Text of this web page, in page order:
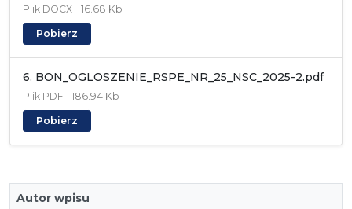
Plik DOCX 16.68 Kb
Pobierz
6. BON_OGLOSZENIE_RSPE_NR_25_NSC_2025-2.pdf
Plik PDF 186.94 Kb
Pobierz
Autor wpisu